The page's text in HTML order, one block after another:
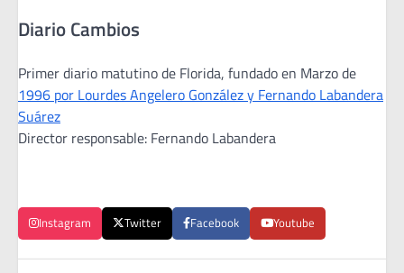
Diario Cambios
Primer diario matutino de Florida, fundado en Marzo de
1996 por Lourdes Angelero González y Fernando Labandera
Suárez
Director responsable: Fernando Labandera
Instagram Twitter Facebook Youtube